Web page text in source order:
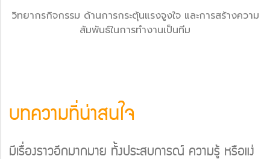
วิทยากรกิจกรรม ด้านการกระตุ้นแรงจูงใจ และการสร้างความ
สัมพันธ์ในการทำงานเป็นทีม
บทความที่น่าสนใจ
มีเรื่องราวอีกมากมาย ทั้งประสบการณ์ ความรู้ หรือแง่